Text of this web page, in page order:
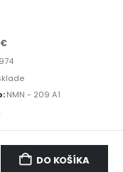
€
NMN - 209 A1
DO KOŠÍKA